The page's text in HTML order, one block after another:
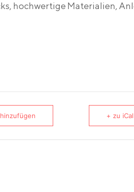
hochwertige Materialien,
+ zu